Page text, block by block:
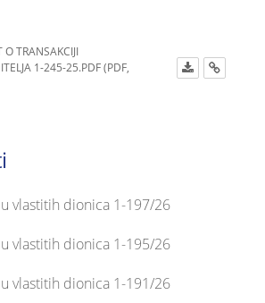
O TRANSAKCIJI
1-245-25.PDF (PDF,
vlastitih dionica 1-197/26
vlastitih dionica 1-195/26
vlastitih dionica 1-191/26